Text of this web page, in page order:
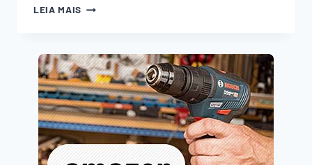
LEIA MAIS EMPOEIRADOS
NA
EXPO
REVESTIR